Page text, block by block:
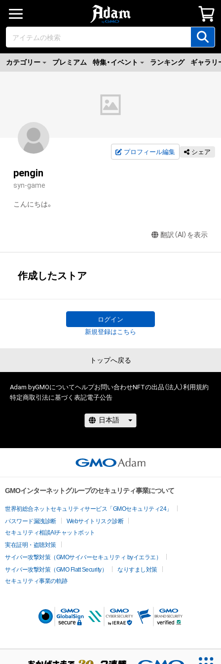
カテゴリー プレミアム 特集・イベント ランキング ギャラリ
プロフィール編集 シェア
pengin
syn-game
こんにちは。
翻訳（AI）を表示
作成したストア
ログイン
新規登録はこちら
トップへ戻る
Adam byGMOについてヘルプお問い合わせNFTの出品（法人）利用規約
特定商取引法に基づく表記電子公告
GMOインターネットグループのセキュリティ事業について
世界初総合ネットセキュリティサービス「GMOセキュリティ24」
パスワード漏洩診断
Webサイトリスク診断
セキュリティ相談AIチャットボット
実在証明・盗聴対策
サイバー攻撃対策（GMOサイバーセキュリティ byイエラエ）
サイバー攻撃対策（GMO Flatt Security）
なりすまし対策
セキュリティ事業の軌跡